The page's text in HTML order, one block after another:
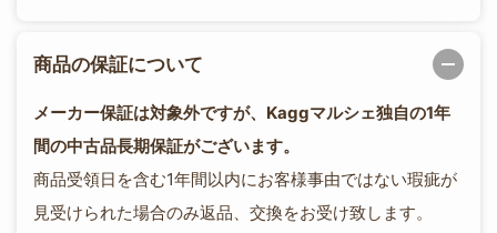
商品の保証について
メーカー保証は対象外ですが、Kaggマルシェ独自の1年
間の中古品長期保証がございます。
商品受領日を含む1年間以内にお客様事由ではない瑕疵が
見受けられた場合のみ返品、交換をお受け致します。